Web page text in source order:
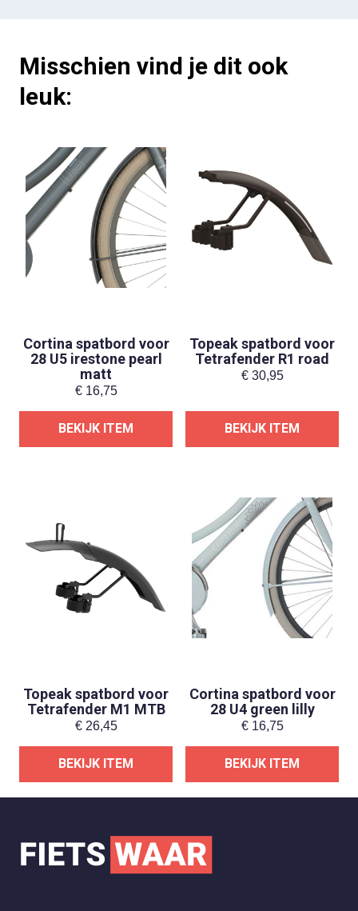
Misschien vind je dit ook
leuk:
Cortina spatbord voor
28 U5 irestone pearl
matt
€16,75
BEKIJK ITEM
Topeak spatbord voor
Tetrafender R1 road
€30,95
BEKIJK ITEM
Topeak spatbord voor
Tetrafender M1 MTB
€26,45
BEKIJK ITEM
Cortina spatbord voor
28 U4 green lilly
€16,75
BEKIJK ITEM